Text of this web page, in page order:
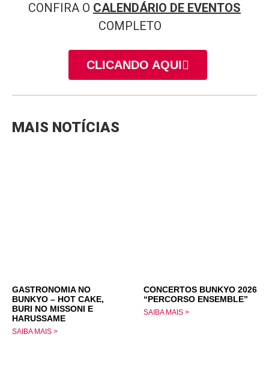
CONFIRA O CALENDÁRIO DE EVENTOS
COMPLETO
CLICANDO AQUI
MAIS NOTÍCIAS
GASTRONOMIA NO
BUNKYO – HOT CAKE,
BURI NO MISSONI E
HARUSSAME
SAIBA MAIS >
CONCERTOS BUNKYO 2026
“PERCORSO ENSEMBLE”
SAIBA MAIS >